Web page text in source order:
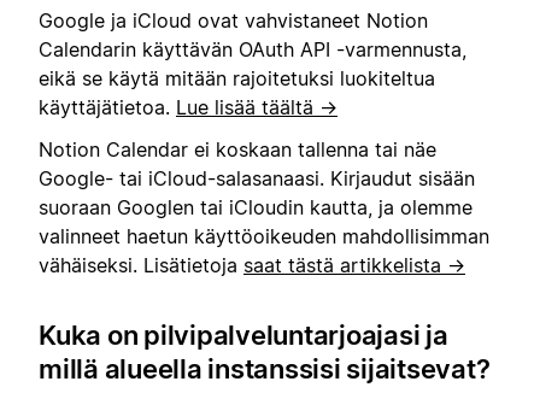
Google ja iCloud ovat vahvistaneet Notion
Calendarin käyttävän OAuth API -varmennusta,
eikä se käytä mitään rajoitetuksi luokiteltua
käyttäjätietoa. Lue lisää täältä →
Notion Calendar ei koskaan tallenna tai näe
Google- tai iCloud-salasanaasi. Kirjaudut sisään
suoraan Googlen tai iCloudin kautta, ja olemme
valinneet haetun käyttöoikeuden mahdollisimman
vähäiseksi. Lisätietoja saat tästä artikkelista →
Kuka on pilvipalveluntarjoajasi ja
millä alueella instanssisi sijaitsevat?